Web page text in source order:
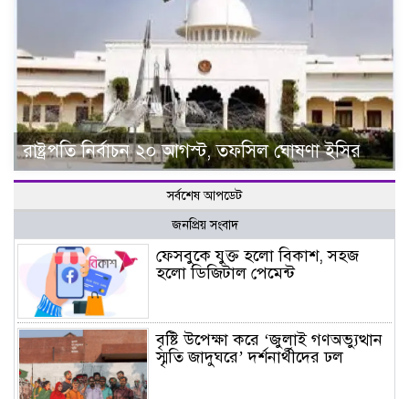
রাষ্ট্রপতি নির্বাচন ২০ আগস্ট, তফসিল ঘোষণা ইসির
সর্বশেষ আপডেট
জনপ্রিয় সংবাদ
ফেসবুকে যুক্ত হলো বিকাশ, সহজ
হলো ডিজিটাল পেমেন্ট
বৃষ্টি উপেক্ষা করে ‘জুলাই গণঅভ্যুত্থান
স্মৃতি জাদুঘরে’ দর্শনার্থীদের ঢল